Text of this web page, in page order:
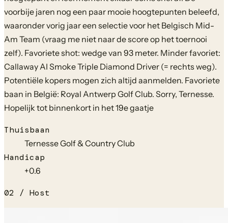
voorbije jaren nog een paar mooie hoogtepunten beleefd,
waaronder vorig jaar een selectie voor het Belgisch Mid-
Am Team (vraag me niet naar de score op het toernooi
zelf). Favoriete shot: wedge van 93 meter. Minder favoriet:
Callaway AI Smoke Triple Diamond Driver (= rechts weg).
Potentiële kopers mogen zich altijd aanmelden. Favoriete
baan in België: Royal Antwerp Golf Club. Sorry, Ternesse.
Hopelijk tot binnenkort in het 19e gaatje
Thuisbaan
Ternesse Golf & Country Club
Handicap
+0.6
02 / Host